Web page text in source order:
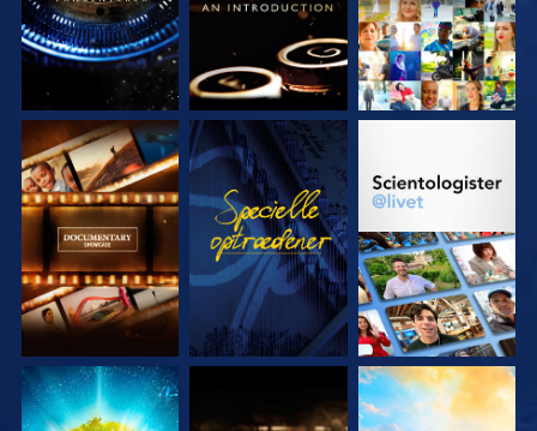
UDFORSK SERIEN SE UDFORSK SERIEN